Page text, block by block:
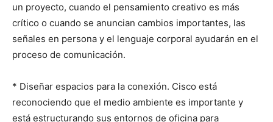
un proyecto, cuando el pensamiento creativo es más
crítico o cuando se anuncian cambios importantes, las
señales en persona y el lenguaje corporal ayudarán en el
proceso de comunicación.
* Diseñar espacios para la conexión. Cisco está
reconociendo que el medio ambiente es importante y
está estructurando sus entornos de oficina para